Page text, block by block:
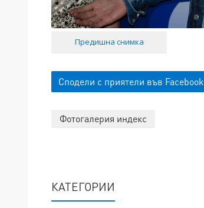
Предишна снимка
Сподели с приятели във Facebook
Фотогалерия индекс
КАТЕГОРИИ